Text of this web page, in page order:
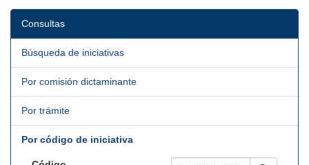
Consultas
Búsqueda de iniciativas
Por comisión dictaminante
Por trámite
Por código de iniciativa